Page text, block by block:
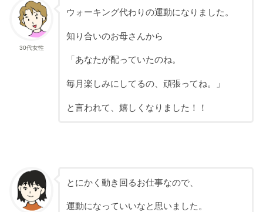
30代女性
ウォーキング代わりの運動になりました。
知り合いのお母さんから
「あなたが配っていたのね。
毎月楽しみにしてるの、頑張ってね。」
と言われて、嬉しくなりました！！
とにかく動き回るお仕事なので、
運動になっていいなと思いました。